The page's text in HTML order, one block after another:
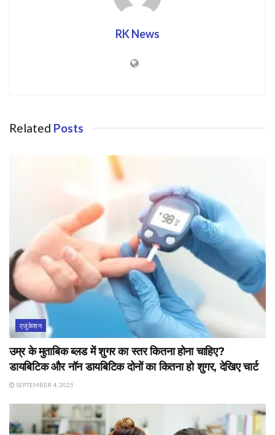
RK News
Related Posts
एजुकेशन
उम्र के मुताबिक ब्लड में शुगर का स्तर कितना होना चाहिए?
डायबिटिक और नॉन डायबिटिक दोनों का कितना हो शुगर, देखिए चार्ट
SEPTEMBER 4, 2025